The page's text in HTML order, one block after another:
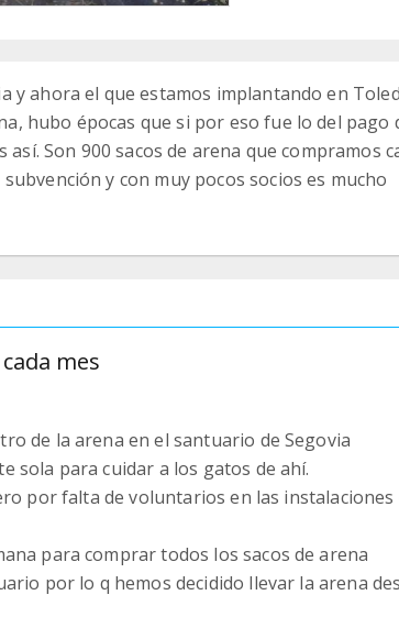
y ahora el que estamos implantando en
hubo épocas que si por eso fue lo del pago
Son 900 sacos de arena que compramos
y con muy pocos socios es mucho
mes
de la arena en el santuario de Segovia
sola para cuidar a los gatos de ahí.
por falta de voluntarios en las instalaciones
para comprar todos los sacos de arena
por lo q hemos decidido llevar la arena